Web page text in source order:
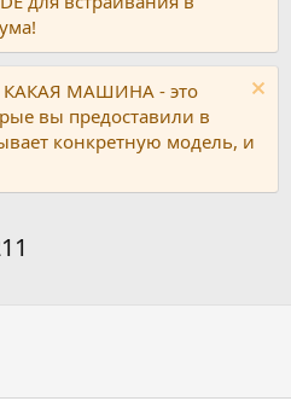
: КАКАЯ МАШИНА - это
вы предоставили в
конкретную модель, и